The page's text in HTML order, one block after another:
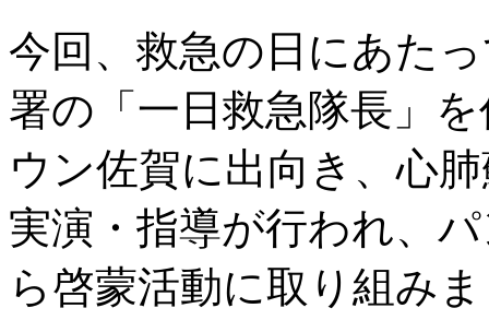
今回、救急の日にあた
署の「一日救急隊長」
ウン佐賀に出向き、心
実演・指導が行われ、
ら啓蒙活動に取り組み